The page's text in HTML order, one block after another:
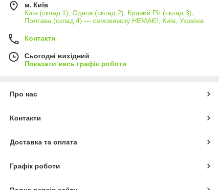
м. Київ
Київ (склад 1), Одеса (склад 2), Кривий Ріг (склад 3),
Полтава (склад 4) — самовивозу НЕМАЄ!, Київ, Україна
Контакти
Сьогодні вихідний
Показати весь графік роботи
Про нас
Контакти
Доставка та оплата
Графік роботи